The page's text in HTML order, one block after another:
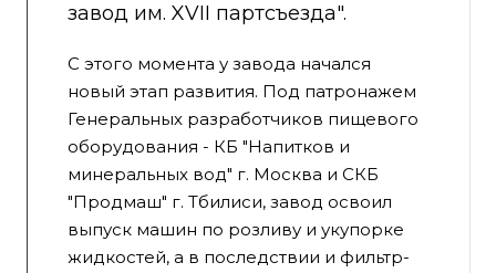
завод им. XVII партсъезда".
С этого момента у завода начался
новый этап развития. Под патронажем
Генеральных разработчиков пищевого
оборудования - КБ "Напитков и
минеральных вод" г. Москва и СКБ
"Продмаш" г. Тбилиси, завод освоил
выпуск машин по розливу и укупорке
жидкостей, а в последствии и фильтр-